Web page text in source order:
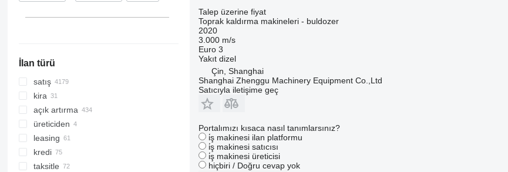
İlan türü
satış
kira
açık artırma
üreticiden
leasing
kredi
taksitle
Talep üzerine fiyat
Toprak kaldırma makineleri - buldozer
2020
3.000 m/s
Euro 3
Yakıt dizel
Çin, Shanghai
Shanghai Zhenggu Machinery Equipment Co.,Ltd
Satıcıyla iletişime geç
Portalımızı kısaca nasıl tanımlarsınız?
i̇ş makinesi ilan platformu
i̇ş makinesi satıcısı
i̇ş makinesi üreticisi
hiçbiri / Doğru cevap yok